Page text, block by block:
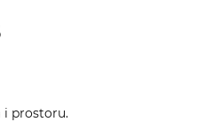
i prostoru.